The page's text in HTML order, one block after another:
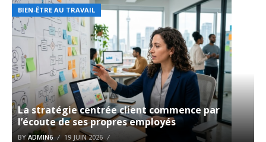
BIEN-ÊTRE AU TRAVAIL
La stratégie centrée client commence par
l’écoute de ses propres employés
BYADMIN6 19 JUIN 2026